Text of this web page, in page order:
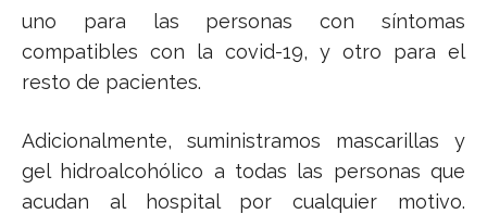
uno para las personas con síntomas
compatibles con la covid-19, y otro para el
resto de pacientes.
Adicionalmente, suministramos mascarillas y
gel hidroalcohólico a todas las personas que
acudan al hospital por cualquier motivo.